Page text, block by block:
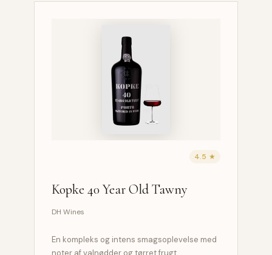
4.5 ★
Kopke 40 Year Old Tawny
DH Wines
En kompleks og intens smagsoplevelse med
noter af valnødder og tørret frugt.